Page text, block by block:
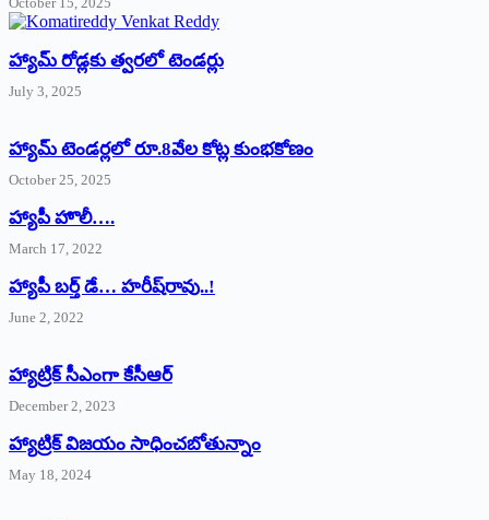
హ్యామ్‌ రోడ్లకు త్వరలో టెండర్లు
July 3, 2025
హ్యామ్‌ ‌టెండర్లలో రూ.8వేల కోట్ల కుంభకోణం
October 25, 2025
హ్యాపీ హొలీ….
March 17, 2022
హ్యాపీ బర్త్ ‌డే… హరీష్‌రావు..!
June 2, 2022
హ్యాట్రిక్‌ ‌సీఎంగా కేసీఆర్‌
December 2, 2023
హ్యాట్రిక్‌ విజయం సాధించబోతున్నాం
May 18, 2024